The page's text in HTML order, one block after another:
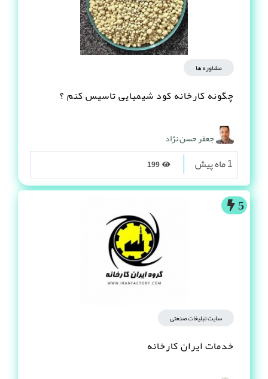
مشاوره ها
چگونه کارخانه کود شیمیایی تاسیس کنم ؟
جعفر حسن نژاد
1 ماه پیش
5
سایت تبلیغات صنعتی
خدمات ایران کارخانه